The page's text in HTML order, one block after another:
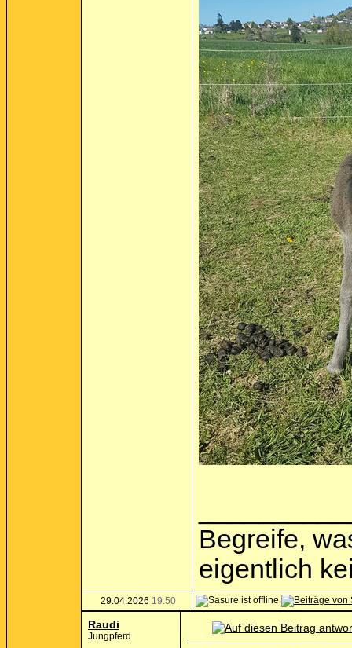
Begreife,
eigentlich
29.04.2026 19:50
Raudi
Jungpferd